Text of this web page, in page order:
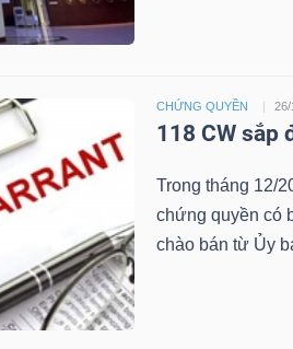
CHỨNG QUYỀN
118 CW sắp
Trong tháng 12/
chứng quyền có
chào bán từ Ủy